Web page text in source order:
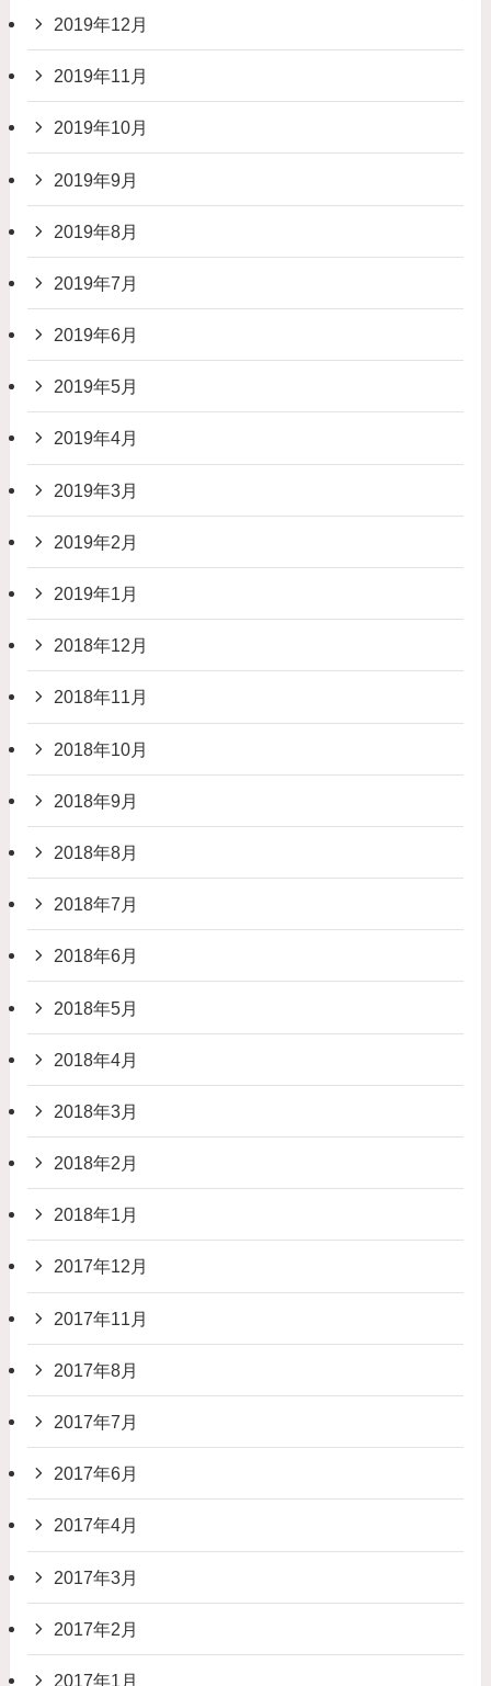
2019年12月
2019年11月
2019年10月
2019年9月
2019年8月
2019年7月
2019年6月
2019年5月
2019年4月
2019年3月
2019年2月
2019年1月
2018年12月
2018年11月
2018年10月
2018年9月
2018年8月
2018年7月
2018年6月
2018年5月
2018年4月
2018年3月
2018年2月
2018年1月
2017年12月
2017年11月
2017年8月
2017年7月
2017年6月
2017年4月
2017年3月
2017年2月
2017年1月